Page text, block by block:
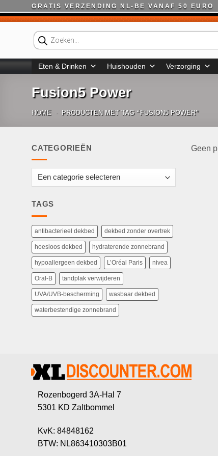
naar
GRATIS VERZENDING NL-BE VANAF 50 EURO
Producten
zoeken
Eten & Drinken Huishouden Verzorging
Fusion5 Power
HOME - PRODUCTEN MET TAG “FUSION5 POWER”
CATEGORIEËN
TAGS
antibacterieel dekbed dekbed zonder overtrek
hoesloos dekbed hydraterende zonnebrand
hypoallergeen dekbed L’Oréal Paris nivea
Oral-B tandplak verwijderen
UVA/UVB-bescherming wasbaar dekbed
waterbestendige zonnebrand
Geen
Rozenbogerd 3A-Hal 7
5301 KD Zaltbommel
KvK: 84848162
BTW: NL863410303B01